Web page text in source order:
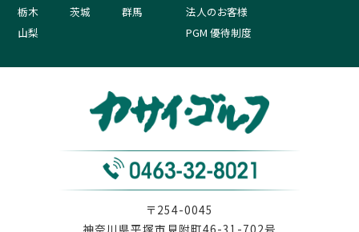
栃木
茨城
群馬
山梨
法人のお客様
PGM 優待制度
〒254-0045